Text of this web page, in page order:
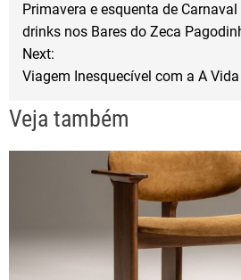
o
k
r
e
g
ç
Primavera e esquenta de
drinks nos Bares do Zeca
Next:
Viagem Inesquecível com a A
Veja também